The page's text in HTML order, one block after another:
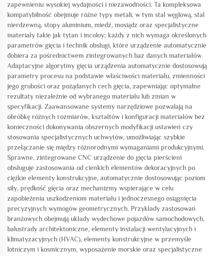
zapewnieniu wysokiej wydajności i niezawodności. Ta kompleksowa
kompatybilność obejmuje różne typy metali, w tym stal węglową, stal
nierdzewną, stopy aluminium, miedź, mosiądz oraz specjalistyczne
materiały takie jak tytan i incoloy; każdy z nich wymaga określonych
parametrów gięcia i technik obsługi, które urządzenie automatycznie
dobiera za pośrednictwem zintegrowanych baz danych materiałów.
Adaptacyjne algorytmy gięcia urządzenia automatycznie dostosowują
parametry procesu na podstawie właściwości materiału, zmienności
jego grubości oraz pożądanych cech gięcia, zapewniając optymalne
rezultaty niezależnie od wybranego materiału lub zmian w
specyfikacji. Zaawansowane systemy narzędziowe pozwalają na
obróbkę różnych rozmiarów, kształtów i konfiguracji materiałów bez
konieczności dokonywania obszernych modyfikacji ustawień czy
stosowania specjalistycznych uchwytów, umożliwiając szybkie
przełączanie się między różnorodnymi wymaganiami produkcyjnymi.
Sprawne, zintegrowane CNC urządzenie do gięcia pierścieni
obsługuje zastosowania od cienkich elementów dekoracyjnych po
ciężkie elementy konstrukcyjne, automatycznie dostosowując poziom
siły, prędkość gięcia oraz mechanizmy wspierające w celu
zapobieżenia uszkodzeniom materiału i jednoczesnego osiągnięcia
precyzyjnych wymogów geometrycznych. Przykłady zastosowań
branżowych obejmują układy wydechowe pojazdów samochodowych,
balustrady architektoniczne, elementy instalacji wentylacyjnych i
klimatyzacyjnych (HVAC), elementy konstrukcyjne w przemyśle
lotniczym i kosmicznym, wyposażenie morskie oraz specjalistyczne